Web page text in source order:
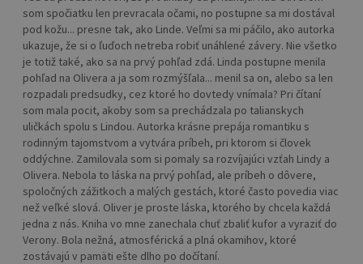
som spočiatku len prevracala očami, no postupne sa mi dostával
pod kožu... presne tak, ako Linde. Veľmi sa mi páčilo, ako autorka
ukazuje, že si o ľuďoch netreba robiť unáhlené závery. Nie všetko
je totiž také, ako sa na prvý pohľad zdá. Linda postupne menila
pohľad na Olivera a ja som rozmýšľala... menil sa on, alebo sa len
rozpadali predsudky, cez ktoré ho dovtedy vnímala? Pri čítaní
som mala pocit, akoby som sa prechádzala po talianskych
uličkách spolu s Lindou. Autorka krásne prepája romantiku s
rodinným tajomstvom a vytvára príbeh, pri ktorom si človek
oddýchne. Zamilovala som si pomaly sa rozvíjajúci vzťah Lindy a
Olivera. Nebola to láska na prvý pohľad, ale príbeh o dôvere,
spoločných zážitkoch a malých gestách, ktoré často povedia viac
než veľké slová. Oliver je proste láska, ktorého by chcela každá
jedna z nás. Kniha vo mne zanechala chuť zbaliť kufor a vyraziť do
Verony. Bola nežná, atmosférická a plná okamihov, ktoré
zostávajú v pamäti ešte dlho po dočítaní.